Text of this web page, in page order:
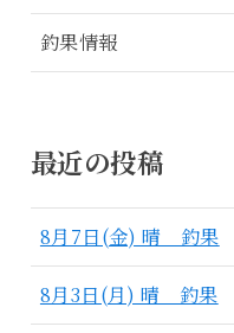
釣果情報
最近の投稿
8月7日(金) 晴 釣果
8月3日(月) 晴 釣果